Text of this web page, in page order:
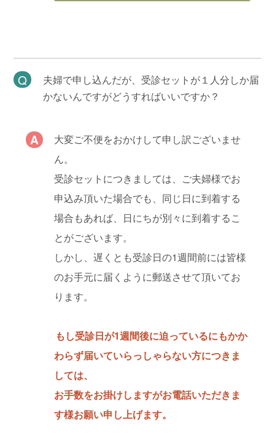
夫婦で申し込んだが、受診セットが１人分しか届
かないんですがどうすればいいですか？
大変ご不便をおかけして申し訳ございませ
ん。
受診セットにつきましては、ご夫婦様でお
申込み頂いた場合でも、同じ日に到着する
場合もあれば、日にちが別々に到着するこ
とがございます。
しかし、遅くとも受診日の1週間前には皆様
のお手元に届くように郵送させて頂いてお
ります。
もし受診日が1週間後に迫っているにもかか
わらず届いていらっしゃらない方につきま
しては、
お手数をお掛けしますがお電話いただきま
す様お願い申し上げます。